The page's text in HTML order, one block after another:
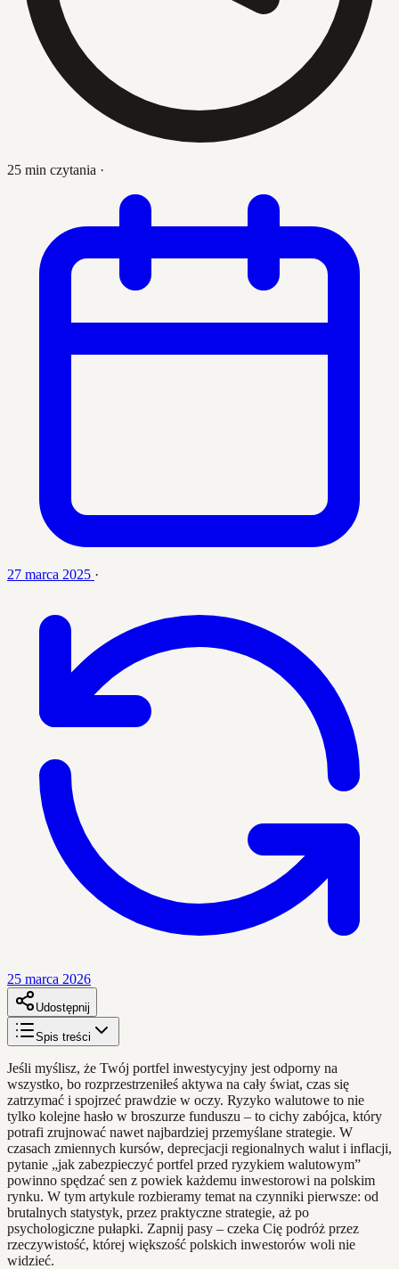
25 min czytania ·
27 marca 2025 ·
25 marca 2026
Udostępnij
Spis treści
Jeśli myślisz, że Twój portfel inwestycyjny jest odporny na
wszystko, bo rozprzestrzeniłeś aktywa na cały świat, czas się
zatrzymać i spojrzeć prawdzie w oczy. Ryzyko walutowe to nie
tylko kolejne hasło w broszurze funduszu – to cichy zabójca, który
potrafi zrujnować nawet najbardziej przemyślane strategie. W
czasach zmiennych kursów, deprecjacji regionalnych walut i inflacji,
pytanie „jak zabezpieczyć portfel przed ryzykiem walutowym”
powinno spędzać sen z powiek każdemu inwestorowi na polskim
rynku. W tym artykule rozbieramy temat na czynniki pierwsze: od
brutalnych statystyk, przez praktyczne strategie, aż po
psychologiczne pułapki. Zapnij pasy – czeka Cię podróż przez
rzeczywistość, której większość polskich inwestorów woli nie
widzieć.